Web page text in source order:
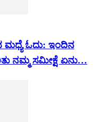
ಓದು: ಇಂದಿನ
ನಮ್ಮ ಸಮೀಕ್ಷೆ ಏನು…